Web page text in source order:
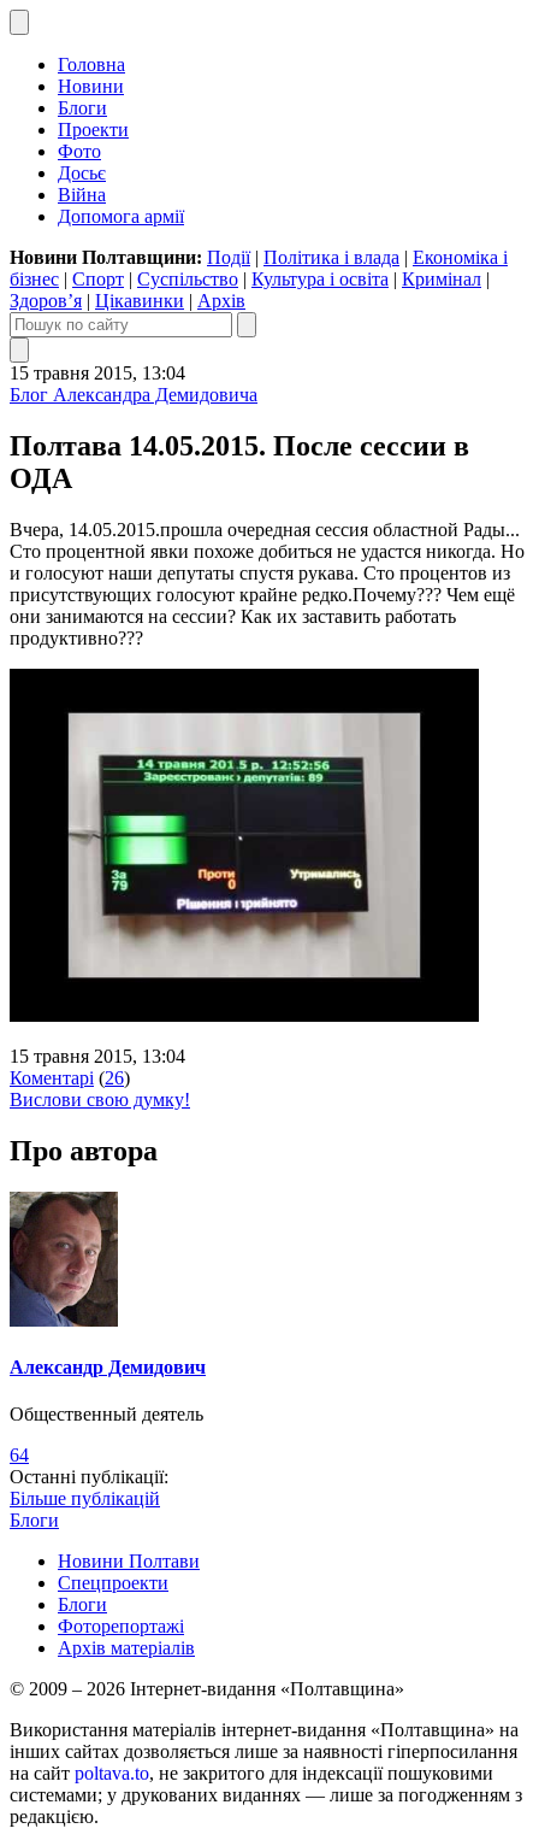
Головна
Новини
Блоги
Проекти
Фото
Досьє
Війна
Допомога армії
Новини Полтавщини: Події| Політика і влада | Економіка і
бізнес | Спорт | Суспільство | Культура і освіта | Кримінал |
Здоров’я | Цікавинки | Архів
15 травня 2015, 13:04
Блог Александра Демидовича
Полтава 14.05.2015. После сессии в
ОДА
Вчера, 14.05.2015.прошла очередная сессия областной Рады...
Сто процентной явки похоже добиться не удастся никогда. Но
и голосуют наши депутаты спустя рукава. Сто процентов из
присутствующих голосуют крайне редко.Почему??? Чем ещё
они занимаются на сессии? Как их заставить работать
продуктивно???
15 травня 2015, 13:04
Коментарі (26)
Вислови свою думку!
Про автора
Александр Демидович
Общественный деятель
64
Останні публікації:
Більше публікацій
Блоги
Новини Полтави
Спецпроекти
Блоги
Фоторепортажі
Архів матеріалів
© 2009 – 2026 Інтернет-видання «Полтавщина»
Використання матеріалів інтернет-видання «Полтавщина» на
інших сайтах дозволяється лише за наявності гіперпосилання
на сайт poltava.to, не закритого для індексації пошуковими
системами; у друкованих виданнях — лише за погодженням з
редакцією.